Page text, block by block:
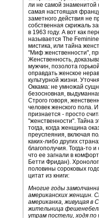
ли не самой знаменитой
самая настоящая
заметного действия не
собственная скрижаль
в 1963 году. А вот как
называется The
мистика, или тайна
"Миф женственности",
Женственность,
мужчин, позолота
оправдать женское
культурной жизни.
Оккама: не умножай
безосновная,
Строго говоря,
человек женского пола.
признается - просто
"женственности". Тайна
тогда, когда женщина
преуспеяния, включая
каких-либо других
благополучия. Тогда-то
что ее загнали в
Бетти Фридан).
половины сороковых
цитат из книги:
Многие годы
американских женщин.
американка, живущая в
жительница
утрам постели, ходя по